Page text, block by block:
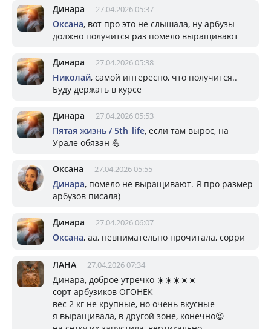
Динара 27.04.2026 05:37
Оксана, вот про это не слышала, ну арбузы
должно получится раз помело выращивают
Динара 27.04.2026 05:38
Николай, самой интересно, что получится..
Буду держать в курсе
Динара 27.04.2026 05:53
Пятая жизнь / 5th_life, если там вырос, на
Урале обязан 💪
Оксана 27.04.2026 05:55
Динара, помело не выращивают. Я про размер
арбузов писала)
Динара 27.04.2026 06:07
Оксана, аа, невнимательно прочитала, сорри
ЛАНА 27.04.2026 07:34
Динара, доброе утречко ☀️☀️☀️☀️☀️
сорт арбузиков ОГОНЁК
вес 2 кг не крупные, но очень вкусные
я выращивала, в другой зоне, конечно😉